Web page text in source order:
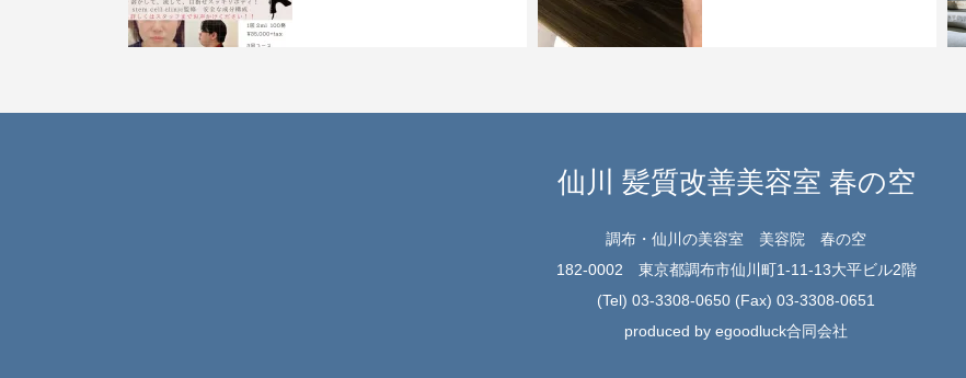
仙川 髪質改善美容室 春の空
調布・仙川の美容室 美容院 春の空
182-0002 東京都調布市仙川町1-11-13大平ビル2階
(Tel) 03-3308-0650 (Fax) 03-3308-0651
produced by egoodluck合同会社